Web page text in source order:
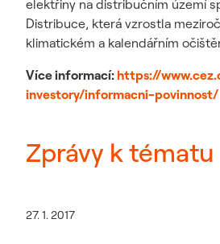
elektřiny na distribučním území
Distribuce, která vzrostla
klimatickém a kalendářním
Více informací: https://
investory/informacni-povinnost/
Zprávy k tématu
27. 1. 2017